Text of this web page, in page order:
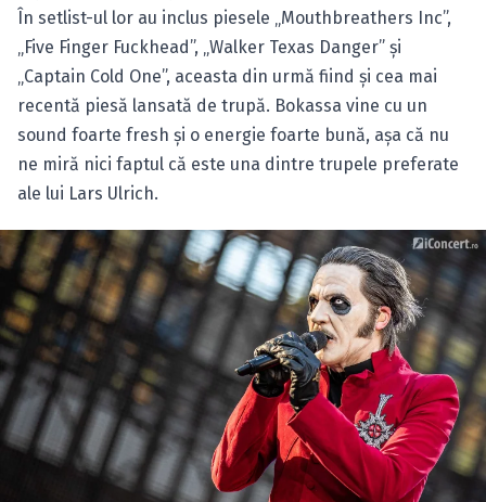
În setlist-ul lor au inclus piesele „Mouthbreathers Inc”,
„Five Finger Fuckhead”, „Walker Texas Danger” şi
„Captain Cold One”, aceasta din urmă fiind şi cea mai
recentă piesă lansată de trupă. Bokassa vine cu un
sound foarte fresh şi o energie foarte bună, aşa că nu
ne miră nici faptul că este una dintre trupele preferate
ale lui Lars Ulrich.